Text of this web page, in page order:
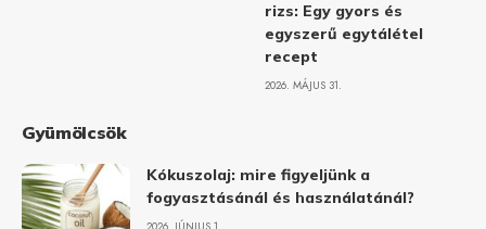
rizs: Egy gyors és
egyszerű egytálétel
recept
2026. MÁJUS 31.
Gyümölcsök
Kókuszolaj: mire figyeljünk a
fogyasztásánál és használatánál?